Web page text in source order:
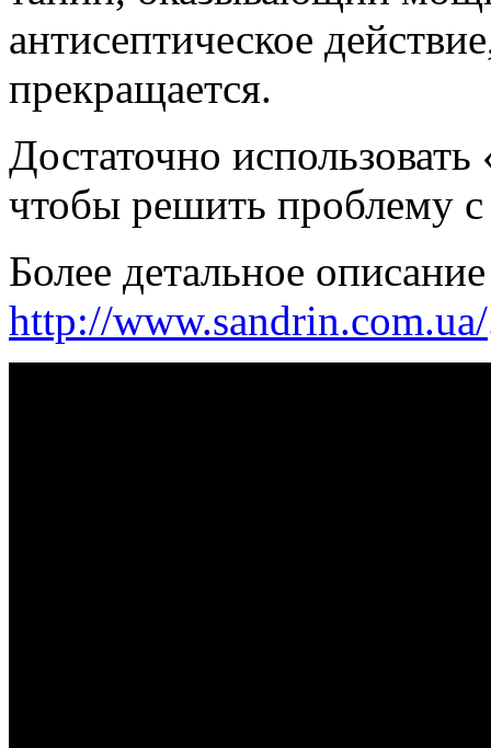
антисептическое
прекращается.
Достаточно
чтобы решить проблему
Более детальное
http://www.sandrin.com.ua/